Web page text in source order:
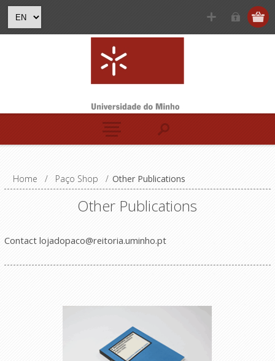
Home / Paço Shop / Other Publications
Other Publications
Contact lojadopaco@reitoria.uminho.pt